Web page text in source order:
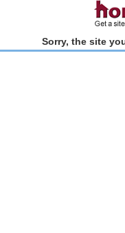
Sorry, the site